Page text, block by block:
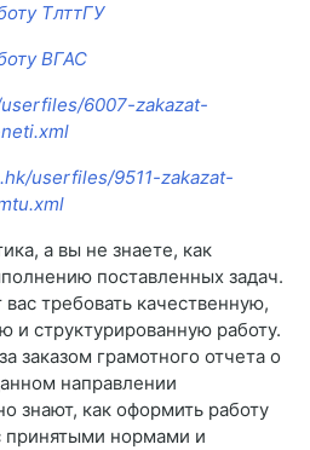
ТлттГУ
ВГАС
6007-zakazat-
userfiles/9511-zakazat-
а вы не знаете, как
поставленных задач.
требовать качественную,
и структурированную работу.
заказом грамотного отчета о
направлении
знают, как оформить работу
принятыми нормами и